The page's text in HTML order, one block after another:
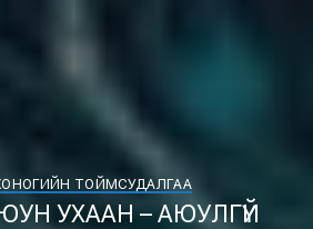
ТОЙМСУДАЛГАА
УХААН – АЮУЛГҮЙ